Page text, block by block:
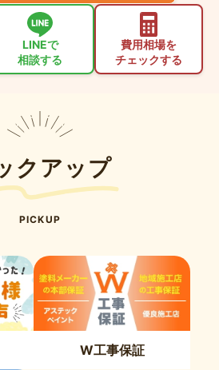
LINEで
相談する
費用相場を
チェックする
クアップ
PICKUP
W工事保証